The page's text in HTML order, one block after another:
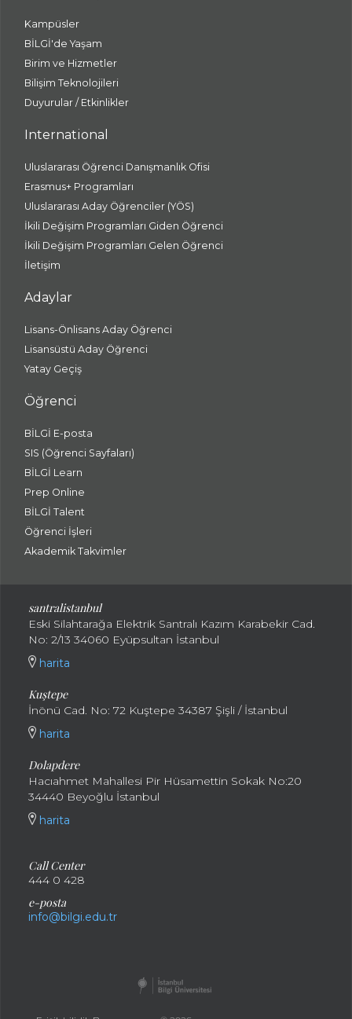
Kampüsler
BİLGİ'de Yaşam
Birim ve Hizmetler
Bilişim Teknolojileri
Duyurular / Etkinlikler
International
Uluslararası Öğrenci Danışmanlık Ofisi
Erasmus+ Programları
Uluslararası Aday Öğrenciler (YÖS)
İkili Değişim Programları Giden Öğrenci
İkili Değişim Programları Gelen Öğrenci
İletişim
Adaylar
Lisans-Önlisans Aday Öğrenci
Lisansüstü Aday Öğrenci
Yatay Geçiş
Öğrenci
BİLGİ E-posta
SIS (Öğrenci Sayfaları)
BİLGİ Learn
Prep Online
BİLGİ Talent
Öğrenci İşleri
Akademik Takvimler
santralistanbul
Eski Silahtarağa Elektrik Santralı Kazım Karabekir Cad.
No: 2/13 34060 Eyüpsultan İstanbul
harita
Kuştepe
İnönü Cad. No: 72 Kuştepe 34387 Şişli / İstanbul
harita
Dolapdere
Hacıahmet Mahallesi Pir Hüsamettin Sokak No:20
34440 Beyoğlu İstanbul
harita
Call Center
444 0 428
e-posta
info@bilgi.edu.tr